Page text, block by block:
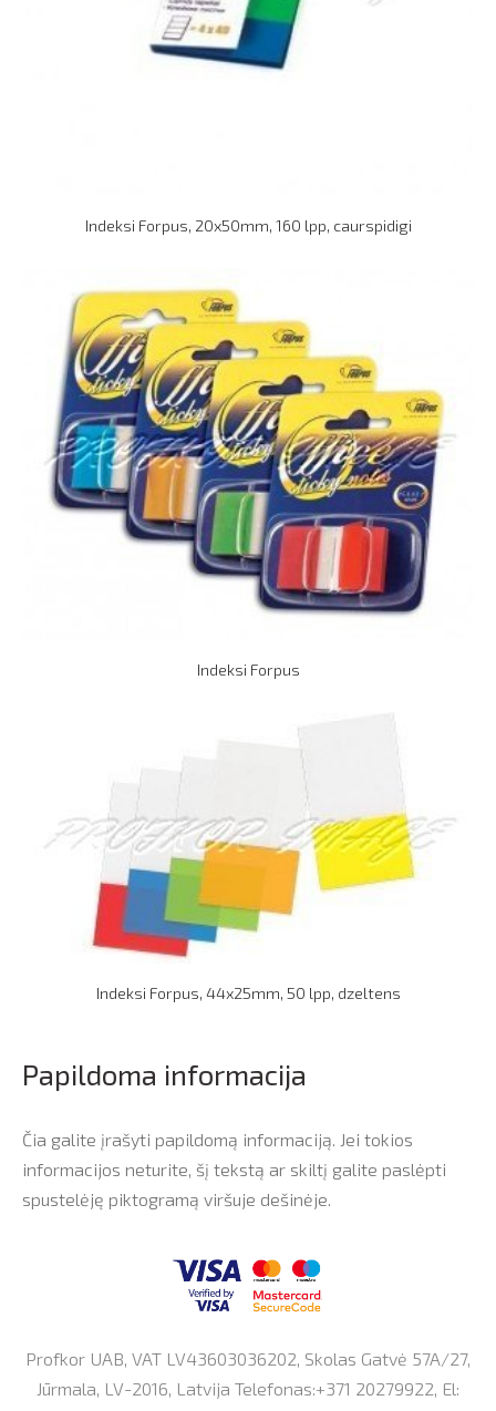
Papildoma informacija
Čia galite įrašyti papildomą informaciją. Jei tokios
informacijos neturite, šį tekstą ar skiltį galite paslėpti
spustelėję piktogramą viršuje dešinėje.
Indeksi Forpus, 20x50mm, 160 lpp, caurspidigi
Indeksi Forpus
Indeksi Forpus, 44x25mm, 50 lpp, dzeltens
Profkor UAB, VAT LV43603036202, Skolas Gatvė 57A/27,
Jūrmala, LV-2016, Latvija Telefonas:+371 20279922, El: